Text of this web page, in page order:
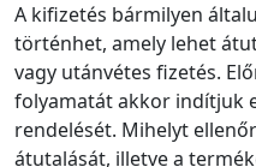
A kifizetés bármilyen
történhet, amely lehet
vagy utánvétes fizetés.
folyamatát akkor indítjuk
rendelését. Mihelyt
átutalását, illetve a